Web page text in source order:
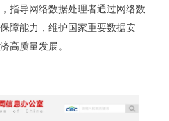
指导网络数据处理者通过网络数
障能力，维护国家重要数据安
高质量发展。